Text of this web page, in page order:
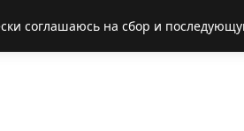
соглашаюсь на сбор и